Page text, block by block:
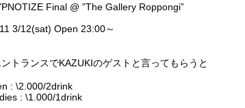
Final @ ”The Gallery Roppongi”
3/12(sat) Open 23:00～
トランスでKAZUKIのゲストと言ってもらうと
: \2.000/2drink
: \1.000/1drink